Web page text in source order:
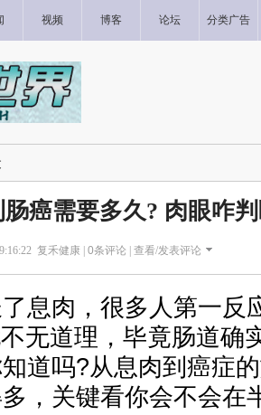
视频 博客 论坛 分类广告
癌需要多久? 肉眼咋
复禾健康 | 0条评论 | 查看/发表评论
息肉，很多人第一反
无道理，毕竟肠道确
道吗?从息肉到癌症
，关键看你会不会在